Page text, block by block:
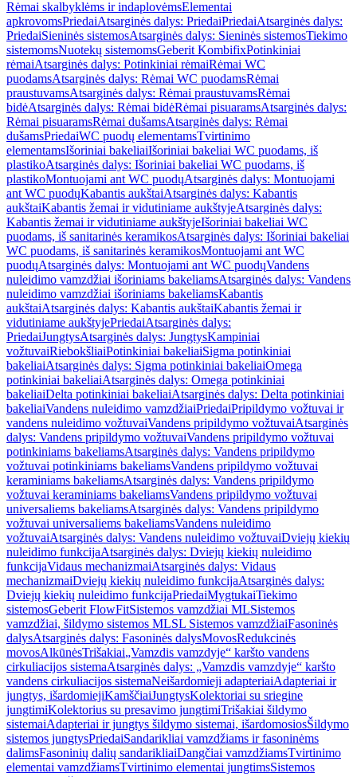
Rėmai skalbyklėms ir indaplovėmsElementai
apkrovomsPriedaiAtsarginės dalys: PriedaiPriedaiAtsarginės dalys:
PriedaiSieninės sistemosAtsarginės dalys: Sieninės sistemosTiekimo
sistemomsNuotekų sistemomsGeberit KombifixPotinkiniai
rėmaiAtsarginės dalys: Potinkiniai rėmaiRėmai WC
puodamsAtsarginės dalys: Rėmai WC puodamsRėmai
praustuvamsAtsarginės dalys: Rėmai praustuvamsRėmai
bidėAtsarginės dalys: Rėmai bidėRėmai pisuaramsAtsarginės dalys:
Rėmai pisuaramsRėmai dušamsAtsarginės dalys: Rėmai
dušamsPriedaiWC puodų elementamsTvirtinimo
elementamsIšoriniai bakeliaiIšoriniai bakeliai WC puodams, iš
plastikoAtsarginės dalys: Išoriniai bakeliai WC puodams, iš
plastikoMontuojami ant WC puodųAtsarginės dalys: Montuojami
ant WC puodųKabantis aukštaiAtsarginės dalys: Kabantis
aukštaiKabantis žemai ir vidutiniame aukštyjeAtsarginės dalys:
Kabantis žemai ir vidutiniame aukštyjeIšoriniai bakeliai WC
puodams, iš sanitarinės keramikosAtsarginės dalys: Išoriniai bakeliai
WC puodams, iš sanitarinės keramikosMontuojami ant WC
puodųAtsarginės dalys: Montuojami ant WC puodųVandens
nuleidimo vamzdžiai išoriniams bakeliamsAtsarginės dalys: Vandens
nuleidimo vamzdžiai išoriniams bakeliamsKabantis
aukštaiAtsarginės dalys: Kabantis aukštaiKabantis žemai ir
vidutiniame aukštyjePriedaiAtsarginės dalys:
PriedaiJungtysAtsarginės dalys: JungtysKampiniai
vožtuvaiRiebokšliaiPotinkiniai bakeliaiSigma potinkiniai
bakeliaiAtsarginės dalys: Sigma potinkiniai bakeliaiOmega
potinkiniai bakeliaiAtsarginės dalys: Omega potinkiniai
bakeliaiDelta potinkiniai bakeliaiAtsarginės dalys: Delta potinkiniai
bakeliaiVandens nuleidimo vamzdžiaiPriedaiPripildymo vožtuvai ir
vandens nuleidimo vožtuvaiVandens pripildymo vožtuvaiAtsarginės
dalys: Vandens pripildymo vožtuvaiVandens pripildymo vožtuvai
potinkiniams bakeliamsAtsarginės dalys: Vandens pripildymo
vožtuvai potinkiniams bakeliamsVandens pripildymo vožtuvai
keraminiams bakeliamsAtsarginės dalys: Vandens pripildymo
vožtuvai keraminiams bakeliamsVandens pripildymo vožtuvai
universaliems bakeliamsAtsarginės dalys: Vandens pripildymo
vožtuvai universaliems bakeliamsVandens nuleidimo
vožtuvaiAtsarginės dalys: Vandens nuleidimo vožtuvaiDviejų kiekių
nuleidimo funkcijaAtsarginės dalys: Dviejų kiekių nuleidimo
funkcijaVidaus mechanizmaiAtsarginės dalys: Vidaus
mechanizmaiDviejų kiekių nuleidimo funkcijaAtsarginės dalys:
Dviejų kiekių nuleidimo funkcijaPriedaiMygtukaiTiekimo
sistemosGeberit FlowFitSistemos vamzdžiai MLSistemos
vamzdžiai, šildymo sistemos MLSL Sistemos vamzdžiaiFasoninės
dalysAtsarginės dalys: Fasoninės dalysMovosRedukcinės
movosAlkūnėsTrišakiai„Vamzdis vamzdyje“ karšto vandens
cirkuliacijos sistemaAtsarginės dalys: „Vamzdis vamzdyje“ karšto
vandens cirkuliacijos sistemaNeišardomieji adapteriaiAdapteriai ir
jungtys, išardomiejiKamščiaiJungtysKolektoriai su sriegine
jungtimiKolektorius su presavimo jungtimiTrišakiai šildymo
sistemaiAdapteriai ir jungtys šildymo sistemai, išardomosiosŠildymo
sistemos jungtysPriedaiSandarikliai vamzdžiams ir fasoninėms
dalimsFasoninių dalių sandarikliaiDangčiai vamzdžiamsTvirtinimo
elementai vamzdžiamsTvirtinimo elementai jungtimsSistemos